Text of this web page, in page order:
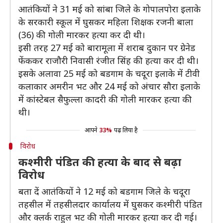
आतंकियों ने 31 मई को सांबा जिले के गोपालपोरा इलाके
के सरकारी स्कूल में घुसकर महिला शिक्षक रजनी बाला
(36) की गोली मारकर हत्या कर दी थी।
इसी तरह 27 मई को बारामूला में शराब दुकान पर ग्रेनेड
फेंककर राजौरी निवासी रंजीत सिंह की हत्या कर दी थी।
इसके अलावा 25 मई को बडगाम के चदूरा इलाके में टीवी
कलाकार अमरीन भट और 24 मई को अंचार सौरा इलाके
में कांस्टेबल सैफुल्ला कादरी की गोली मारकर हत्या की
थी।
आपने 33% पढ़ लिया है
विरोध
कश्मीरी पंडित की हत्या के बाद से बढ़ा
विरोध
बता दें आतंकियों ने 12 मई को बडगाम जिले के चदूरा
तहसील में तहसीलदार कार्यालय में घुसकर कश्मीरी पंडित
और क्लर्क राहुल भट की गोली मारकर हत्या कर दी गई।